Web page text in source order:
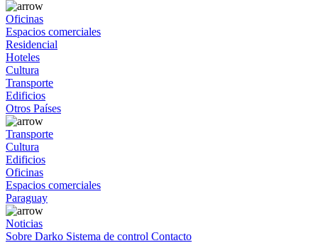
Oficinas
Espacios comerciales
Residencial
Hoteles
Cultura
Transporte
Edificios
Otros Países
Transporte
Cultura
Edificios
Oficinas
Espacios comerciales
Paraguay
Noticias
Sobre Darko Sistema de control Contacto